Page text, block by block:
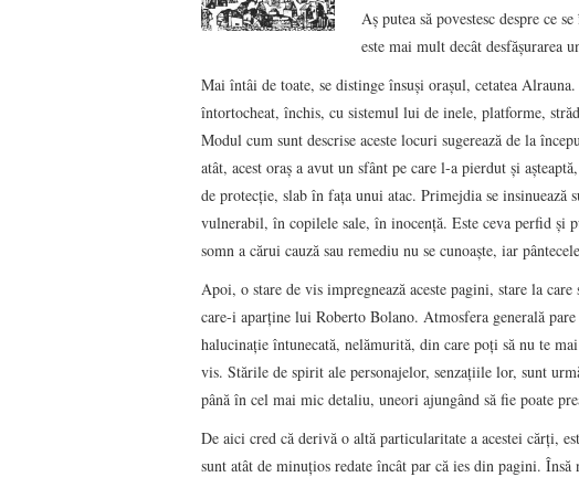
Aș putea să povestesc despre ce
este mai mult decât desfășurarea
Mai întâi de toate, se distinge însuși orașul, cetatea
întortocheat, închis, cu sistemul lui de inele, platforme,
Modul cum sunt descrise aceste locuri sugerează de la
atât, acest oraş a avut un sfânt pe care l-a pierdut şi
de protecție, slab în fața unui atac. Primejdia se
vulnerabil, în copilele sale, în inocență. Este ceva perfid și
somn a cărui cauză sau remediu nu se cunoaște, iar
Apoi, o stare de vis impregnează aceste pagini, stare la
care-i aparține lui Roberto Bolano. Atmosfera generală
halucinaţie întunecată, nelămurită, din care poți să nu te
vis. Stările de spirit ale personajelor, senzațiile lor, sunt
până în cel mai mic detaliu, uneori ajungând să fie poate
De aici cred că derivă o altă particularitate a acestei cărți,
sunt atât de minuțios redate încât par că ies din pagini.